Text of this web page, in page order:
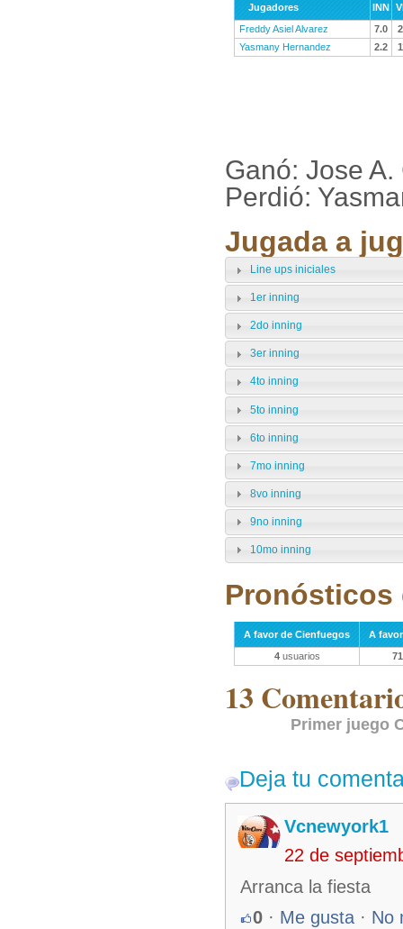
Jugadores INN
Freddy Asiel Alvarez
7.0
Yasmany Hernandez
2.2
Ganó: Jose
Perdió:
Jugada a
Line ups iniciales
1er inning
2do inning
3er inning
4to inning
5to inning
6to inning
7mo inning
8vo inning
9no inning
10mo inning
Pronósticos
A favor de Cienfuegos
A
4usuarios 71
13
Primer juego
Deja tu
Vcnewyork1
22 de
Arranca la fiesta
0 · Me gusta · No